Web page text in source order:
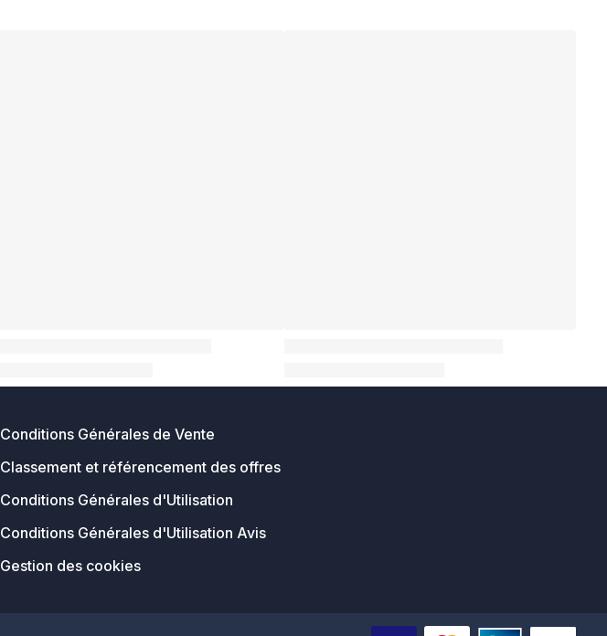
Conditions Générales de Vente
Classement et référencement des offres
Conditions Générales d'Utilisation
Conditions Générales d'Utilisation Avis
Gestion des cookies